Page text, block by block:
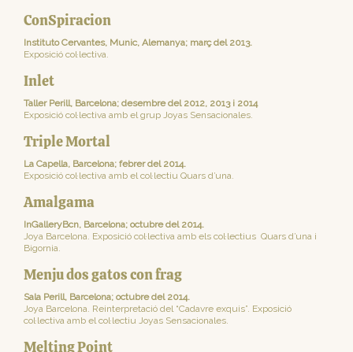
ConSpiracion
Instituto Cervantes, Munic, Alemanya; març del 2013.
Exposició col·lectiva.
Inlet
Taller Perill, Barcelona; desembre del 2012, 2013 i 2014
Exposició col·lectiva amb el grup Joyas Sensacionales.
Triple Mortal
La Capella, Barcelona; febrer del 2014.
Exposició col·lectiva amb el col·lectiu Quars d’una.
Amalgama
InGalleryBcn, Barcelona; octubre del 2014.
Joya Barcelona. Exposició col·lectiva amb els col·lectius Quars d’una i
Bigornia.
Menju dos gatos con frag
Sala Perill, Barcelona; octubre del 2014.
Joya Barcelona. Reinterpretació del “Cadavre exquis”. Exposició
col·lectiva amb el col·lectiu Joyas Sensacionales.
Melting Point